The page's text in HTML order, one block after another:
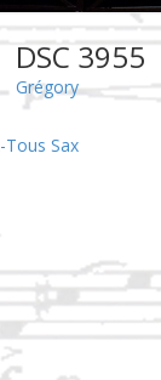
DSC 3955
Grégory
Tous Sax